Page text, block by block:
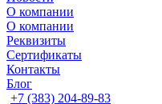
О компании
О компании
Реквизиты
Сертификаты
Контакты
Блог
+7 (383) 204-89-83